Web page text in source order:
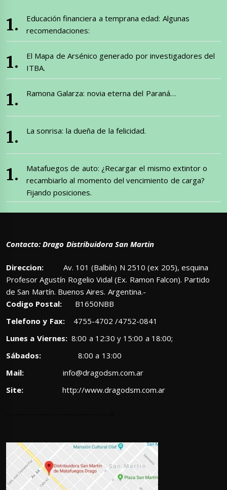
Educación financiera a temprana edad: Algunas
recomendaciones:
El Mapa de Arsénico generado por investigadores del
ITBA.
Ramona Galarza: novia eterna del Paraná…
La sonrisa: la dueña de la felicidad.
Matafuegos de auto: ¿Recargar el mismo extintor o
recambiarlo al momento del vencimiento de carga?
Fijando posiciones.
Contacto: Drago Distribuidora San Martin
Direccion: Av. 101 (Balbín) N 2510 (ex 205), esquina
Profesor Agustín Rogelio Vidal (Ex. Ramon Falcon). Partido
de San Martín. Buenos Aires. Argentina.-
Codigo Postal: B1650NBB
Telefono y Fax:4755-4702 /4752-0841
Lunes a Viernes:8:00 a 12:30 y 15:00 a 18:00;
Sábados: 8:00 a 13:00
Mail:
info@dragodsm.com.ar
Site:
http://www.dragodsm.com.ar